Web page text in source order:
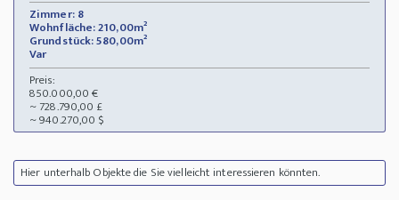
Zimmer: 8
Wohnfläche: 210,00m²
Grundstück: 580,00m²
Var
Preis:
850.000,00 €
~ 728.790,00 £
~ 940.270,00 $
Hier unterhalb Objekte die Sie vielleicht interessieren könnten.